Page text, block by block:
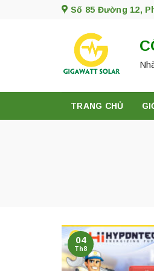
Số 85 Đường 12,
TRANG CHỦ
04
Th8